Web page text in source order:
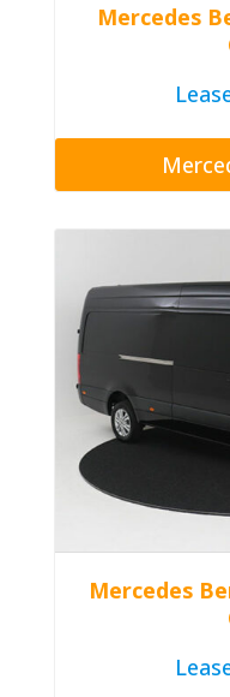
Mercedes
Mercedes